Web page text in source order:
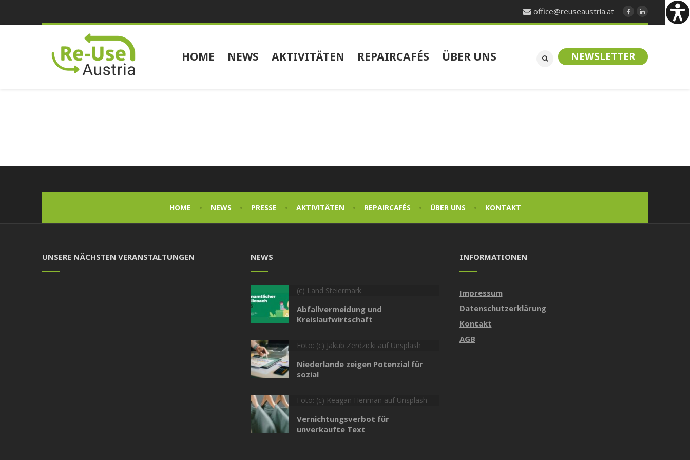
office@reuseaustria.at
HOME NEWS AKTIVITÄTEN REPAIRCAFÉS ÜBER UNS NEWSLETTER
HOME NEWS PRESSE AKTIVITÄTEN REPAIRCAFÉS ÜBER UNS KONTAKT
UNSERE NÄCHSTEN VERANSTALTUNGEN NEWS
(c) Land Steiermark
Abfallvermeidung und
Kreislaufwirtschaft
Foto: (c) Jakub Zerdzicki auf Unsplash
Niederlande zeigen Potenzial für
sozial
Foto: (c) Keagan Henman auf Unsplash
Vernichtungsverbot für
unverkaufte Text
INFORMATIONEN
Impressum
Datenschutzerklärung
Kontakt
AGB